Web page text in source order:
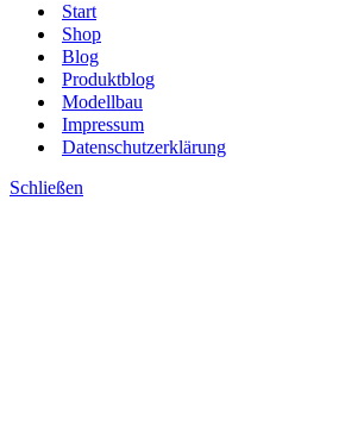
Start
Shop
Blog
Produktblog
Modellbau
Impressum
Datenschutzerklärung
Schließen